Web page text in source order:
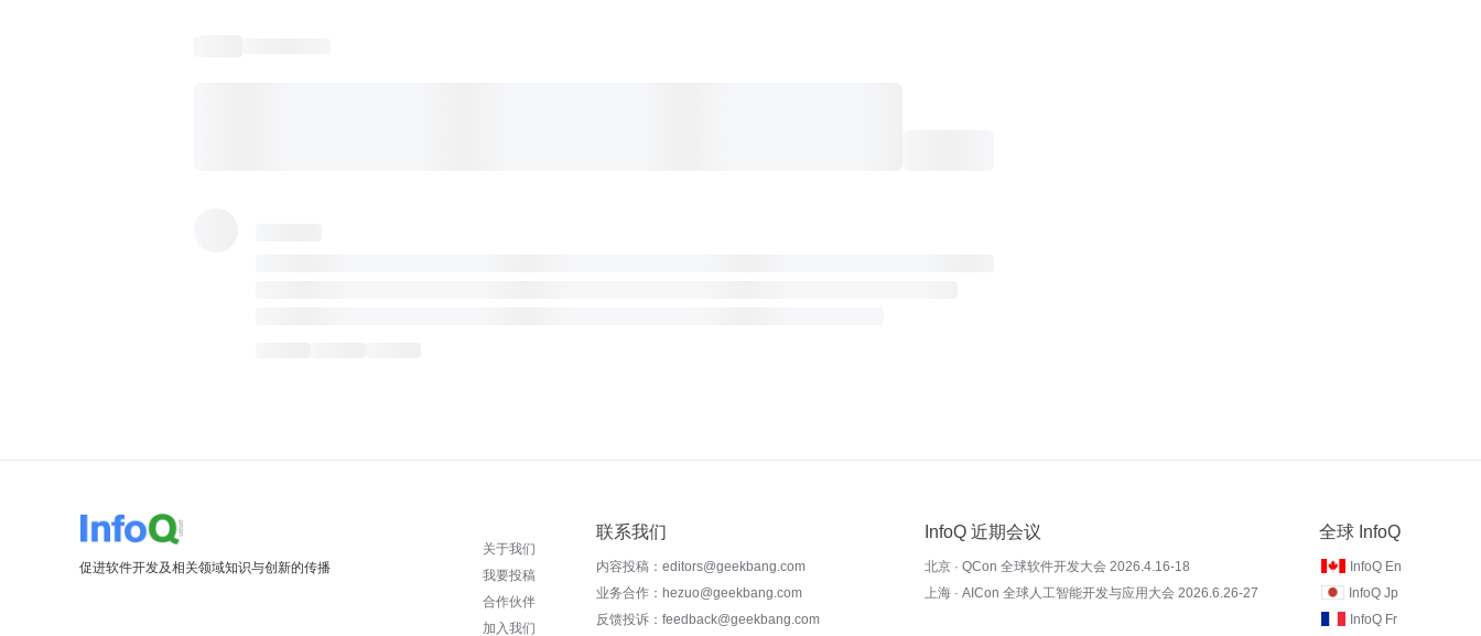
促进软件开发及相关领域知识与创新的传播
关于我们
我要投稿
合作伙伴
加入我们
联系我们
内容投稿：editors@geekbang.com
业务合作：hezuo@geekbang.com
反馈投诉：feedback@geekbang.com
InfoQ 近期会议
北京 · QCon 全球软件开发大会 2026.4.16-18
上海 · AICon 全球人工智能开发与应用大会 2026.6.26-27
全球 InfoQ
InfoQ En
InfoQ Jp
InfoQ Fr